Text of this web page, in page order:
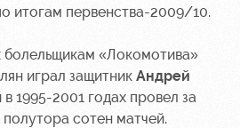
для
болельщиков
МГН
итогам первенства-2009/10.
«Локомотива»
играл защитник Андрей
в 1995-2001 годах провел за
сотен матчей.